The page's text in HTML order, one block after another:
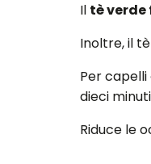
Il tè verde
Inoltre, il
Per
dieci
Riduce le